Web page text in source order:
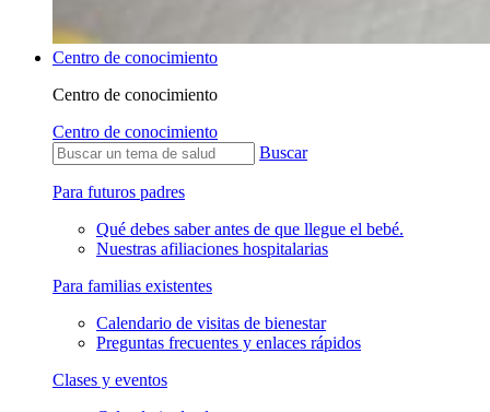
Centro de conocimiento
Centro de conocimiento
Centro de conocimiento
Buscar
Para futuros padres
Qué debes saber antes de que llegue el bebé.
Nuestras afiliaciones hospitalarias
Para familias existentes
Calendario de visitas de bienestar
Preguntas frecuentes y enlaces rápidos
Clases y eventos